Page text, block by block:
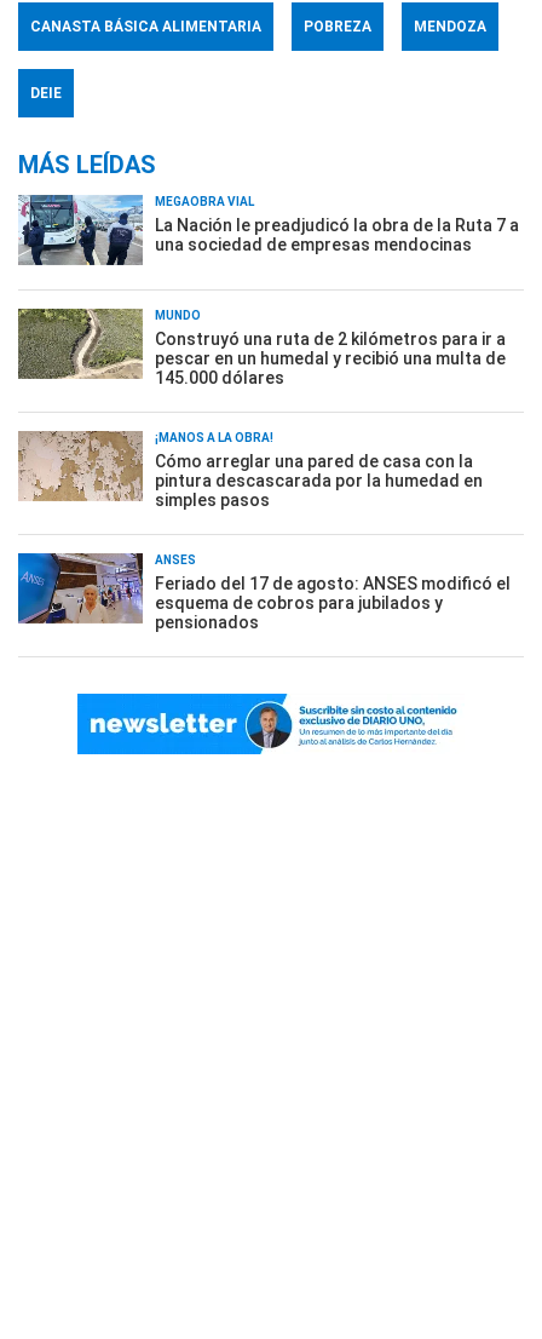
CANASTA BÁSICA ALIMENTARIA POBREZA MENDOZA
DEIE
MÁS LEÍDAS
MEGAOBRA VIAL
La Nación le preadjudicó la obra de la Ruta 7 a
una sociedad de empresas mendocinas
MUNDO
Construyó una ruta de 2 kilómetros para ir a
pescar en un humedal y recibió una multa de
145.000 dólares
¡MANOS A LA OBRA!
Cómo arreglar una pared de casa con la
pintura descascarada por la humedad en
simples pasos
ANSES
Feriado del 17 de agosto: ANSES modificó el
esquema de cobros para jubilados y
pensionados